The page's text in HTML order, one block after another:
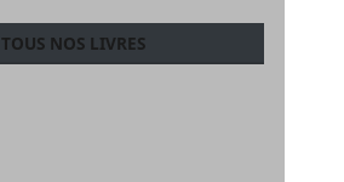
TOUS NOS LIVRES